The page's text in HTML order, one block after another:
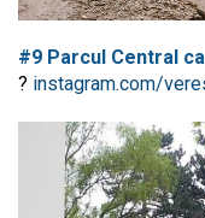
#9 Parcul Central
? instagram.com/